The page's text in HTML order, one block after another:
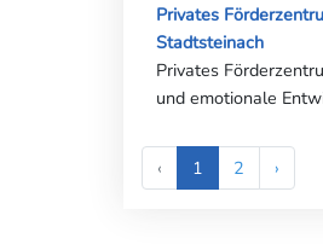
Privates
Stadtsteinach
Privates
und emotionale
‹ 1 2 ›